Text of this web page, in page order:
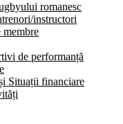
romanesc
instructori
membre
de performanță
Situații financiare